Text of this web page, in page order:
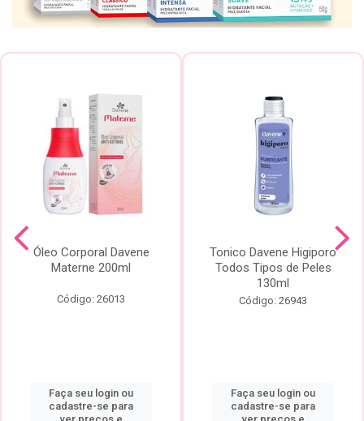
Óleo Corporal Davene
Materne 200ml
Código: 26013
Faça seu login ou
cadastre-se para
Tonico Davene Higiporo
Todos Tipos de Peles
130ml
Código: 26943
Faça seu login ou
cadastre-se para